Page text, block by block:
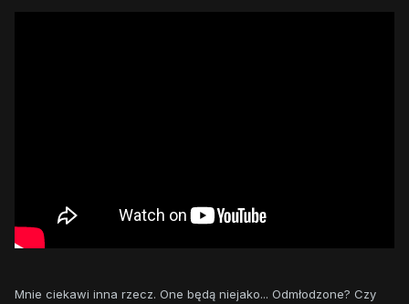
Mnie ciekawi inna rzecz. One będą niejako... Odmłodzone? Czy